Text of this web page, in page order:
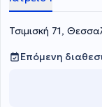
στην κλινική. Τέλος,
ελληνικά και
Τσιμισκή 71,
Επόμενη